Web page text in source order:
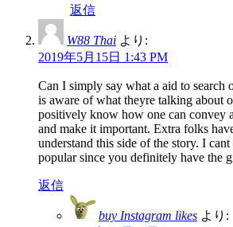
返信
W88 Thai より:
2019年5月15日 1:43 PM
Can I simply say what a aid to search
is aware of what theyre talking about
positively know how one can convey
and make it important. Extra folks
understand this side of the story. I
popular since you definitely have the
返信
buy Instagram likes より: